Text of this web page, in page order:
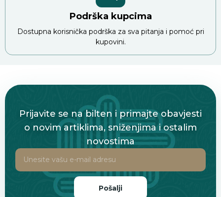
Podrška kupcima
Dostupna korisnička podrška za sva pitanja i pomoć pri
kupovini.
Prijavite se na bilten i primajte obavjesti
o novim artiklima, sniženjima i ostalim
novostima
Pošalji